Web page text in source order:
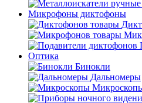
Микрофоны диктофоны
Оптика
Бинокли
Дальномеры